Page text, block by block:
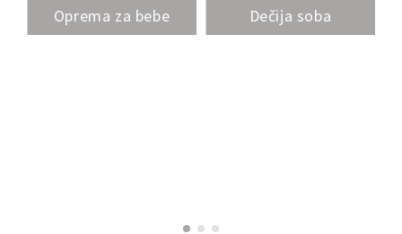
Oprema za bebe Dečija soba